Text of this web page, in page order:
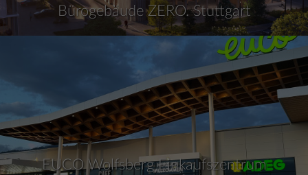
Bürogebäude ZERO. Stuttgart
EUCO Wolfsberg Einkaufszentrum